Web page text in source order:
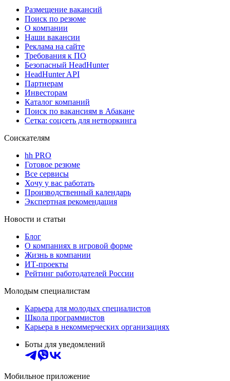
Размещение вакансий
Поиск по резюме
О компании
Наши вакансии
Реклама на сайте
Требования к ПО
Безопасный HeadHunter
HeadHunter API
Партнерам
Инвесторам
Каталог компаний
Поиск по вакансиям в Абакане
Сетка: соцсеть для нетворкинга
Соискателям
hh PRO
Готовое резюме
Все сервисы
Хочу у вас работать
Производственный календарь
Экспертная рекомендация
Новости и статьи
Блог
О компаниях в игровой форме
Жизнь в компании
ИТ-проекты
Рейтинг работодателей России
Молодым специалистам
Карьера для молодых специалистов
Школа программистов
Карьера в некоммерческих организациях
Боты для уведомлений
Мобильное приложение